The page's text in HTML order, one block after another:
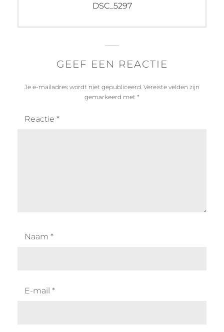
Vorig
DSC_5297
GEEF EEN REACTIE
Je e-mailadres wordt niet gepubliceerd. Vereiste velden zijn
gemarkeerd met *
Reactie *
Naam *
E-mail *